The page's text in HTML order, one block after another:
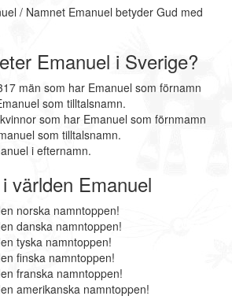
/ Namnet Emanuel betyder Gud med
Emanuel i Sverige?
män som har Emanuel som förnamn
som tilltalsnamn.
som har Emanuel som förnmamn
som tilltalsnamn.
i efternamn.
världen Emanuel
norska namntoppen!
danska namntoppen!
tyska namntoppen!
finska namntoppen!
franska namntoppen!
amerikanska namntoppen!